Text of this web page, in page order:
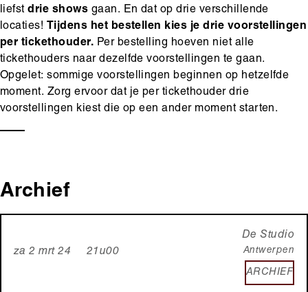
liefstdrie shows gaan. En dat op drie verschillende
locaties! Tijdens het bestellen kies je drie voorstellingen
per tickethouder. Per bestelling hoeven niet alle
tickethouders naar dezelfde voorstellingen te gaan.
Opgelet: sommige voorstellingen beginnen op hetzelfde
moment. Zorg ervoor dat je per tickethouder drie
voorstellingen kiest die op een ander moment starten.
Archief
za 2 mrt 24 21u00
De Studio
Antwerpen
ARCHIEF